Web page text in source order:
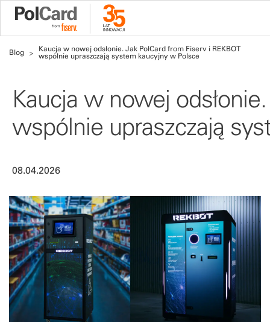
Blog
Kaucja w nowej odsłonie. Jak PolCard from Fiserv i REKBOT
wspólnie upraszczają system kaucyjny w Polsce
Kaucja w nowej
wspólnie upraszczają
08.04.2026